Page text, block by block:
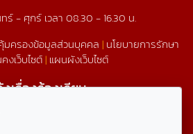
ทร์ - ศุกร์ เวลา 08.30 - 16.30 น.
มครองข้อมูลส่วนบุคคล | นโยบายการรักษา
งเว็บไซต์| แผนผังเว็บไซต์
เรื่องร้องเรียน